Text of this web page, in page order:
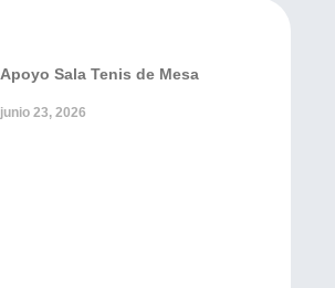
Apoyo Sala Tenis de Mesa
junio 23, 2026